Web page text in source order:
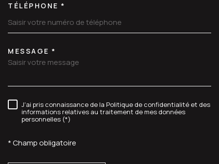
TÉLÉPHONE *
TRAD_MELTEM_VOREDEMANDE
MESSAGE *
RÈGLEMENTATION
J'ai pris connaissance de la Politique de confidentialité et des
informations relatives au traitement de mes données
personnelles (*)
* Champ obligatoire